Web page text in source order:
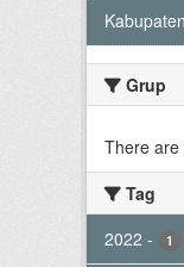
Grup
There are
Tag
2022 - 1